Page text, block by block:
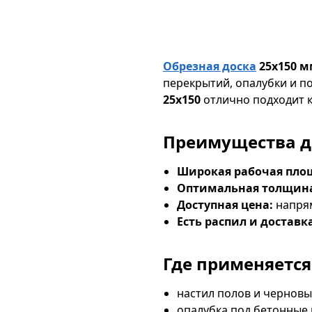
Обрезная доска 25х150
перекрытий, опалубки и
25х150отлично подходит
Преимущества
Широкая рабочая
Оптимальная
Доступная цена:
Есть распил и
Где
настил полов и